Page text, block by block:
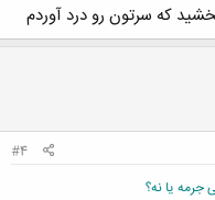
که سرتون رو درد آوردم
#4
جرمه یا نه؟